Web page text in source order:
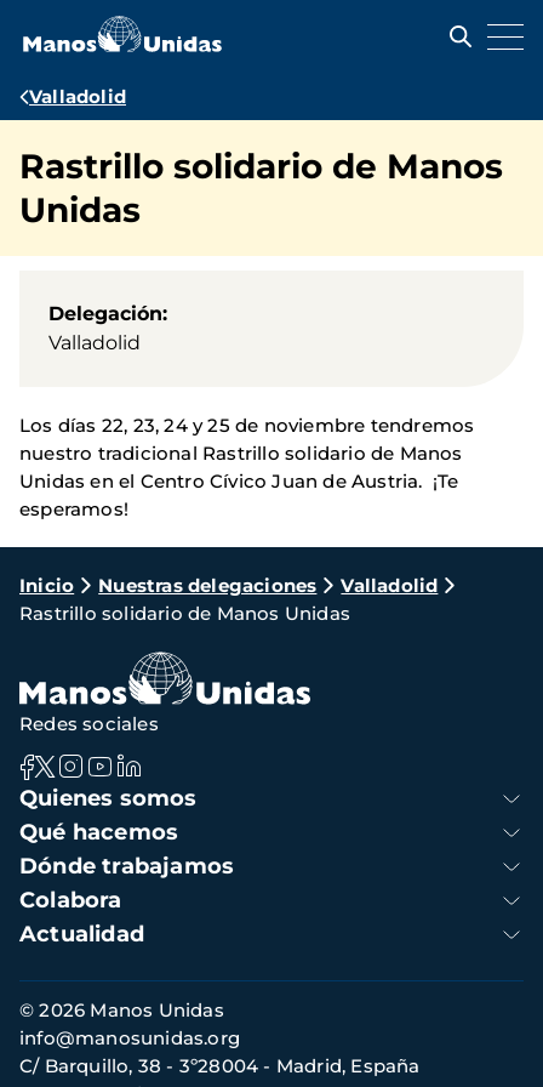
contenido
Ruta
navegación
Valladolid
Rastrillo solidario de Manos
Unidas
Delegación
Valladolid
Los días 22, 23, 24 y 25 de noviembre tendremos
nuestro tradicional Rastrillo solidario de Manos
Unidas en el Centro Cívico Juan de Austria. ¡Te
esperamos!
Ruta
de
navegación
Inicio Nuestras delegaciones
Valladolid
Rastrillo solidario de Manos Unidas
Navegación
principal
Quienes somos
Qué hacemos
Dónde trabajamos
Colabora
Actualidad
Redes sociales
Información
de
contacto
© 2026 Manos Unidas
C/ Barquillo, 38 - 3º28004 - Madrid, España
info@manosunidas.org